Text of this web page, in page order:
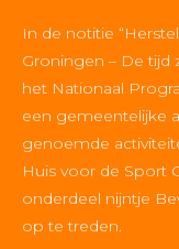
In de notitie
Groningen – De tijd
het Nationaal
een gemeentelijke
genoemde
Huis voor de Sport
onderdeel nijntje
op te treden.